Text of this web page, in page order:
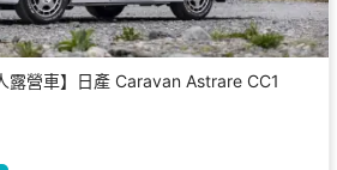
露營車】日產 Caravan Astrare CC1